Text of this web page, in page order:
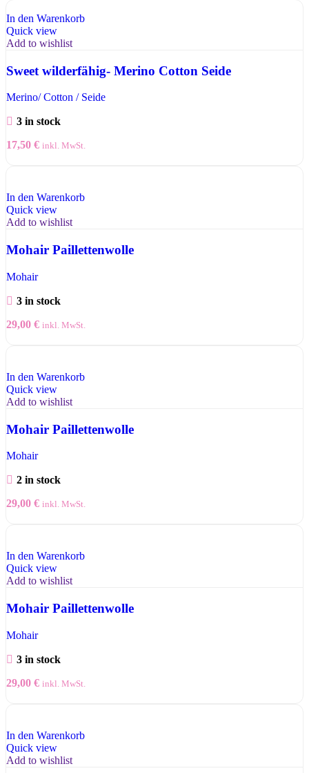
In den Warenkorb
Quick view
Add to wishlist
Sweet wilderfähig- Merino Cotton Seide
Merino/ Cotton / Seide
3 in stock
17,50 € inkl. MwSt.
In den Warenkorb
Quick view
Add to wishlist
Mohair Paillettenwolle
Mohair
3 in stock
29,00 € inkl. MwSt.
In den Warenkorb
Quick view
Add to wishlist
Mohair Paillettenwolle
Mohair
2 in stock
29,00 € inkl. MwSt.
In den Warenkorb
Quick view
Add to wishlist
Mohair Paillettenwolle
Mohair
3 in stock
29,00 € inkl. MwSt.
In den Warenkorb
Quick view
Add to wishlist